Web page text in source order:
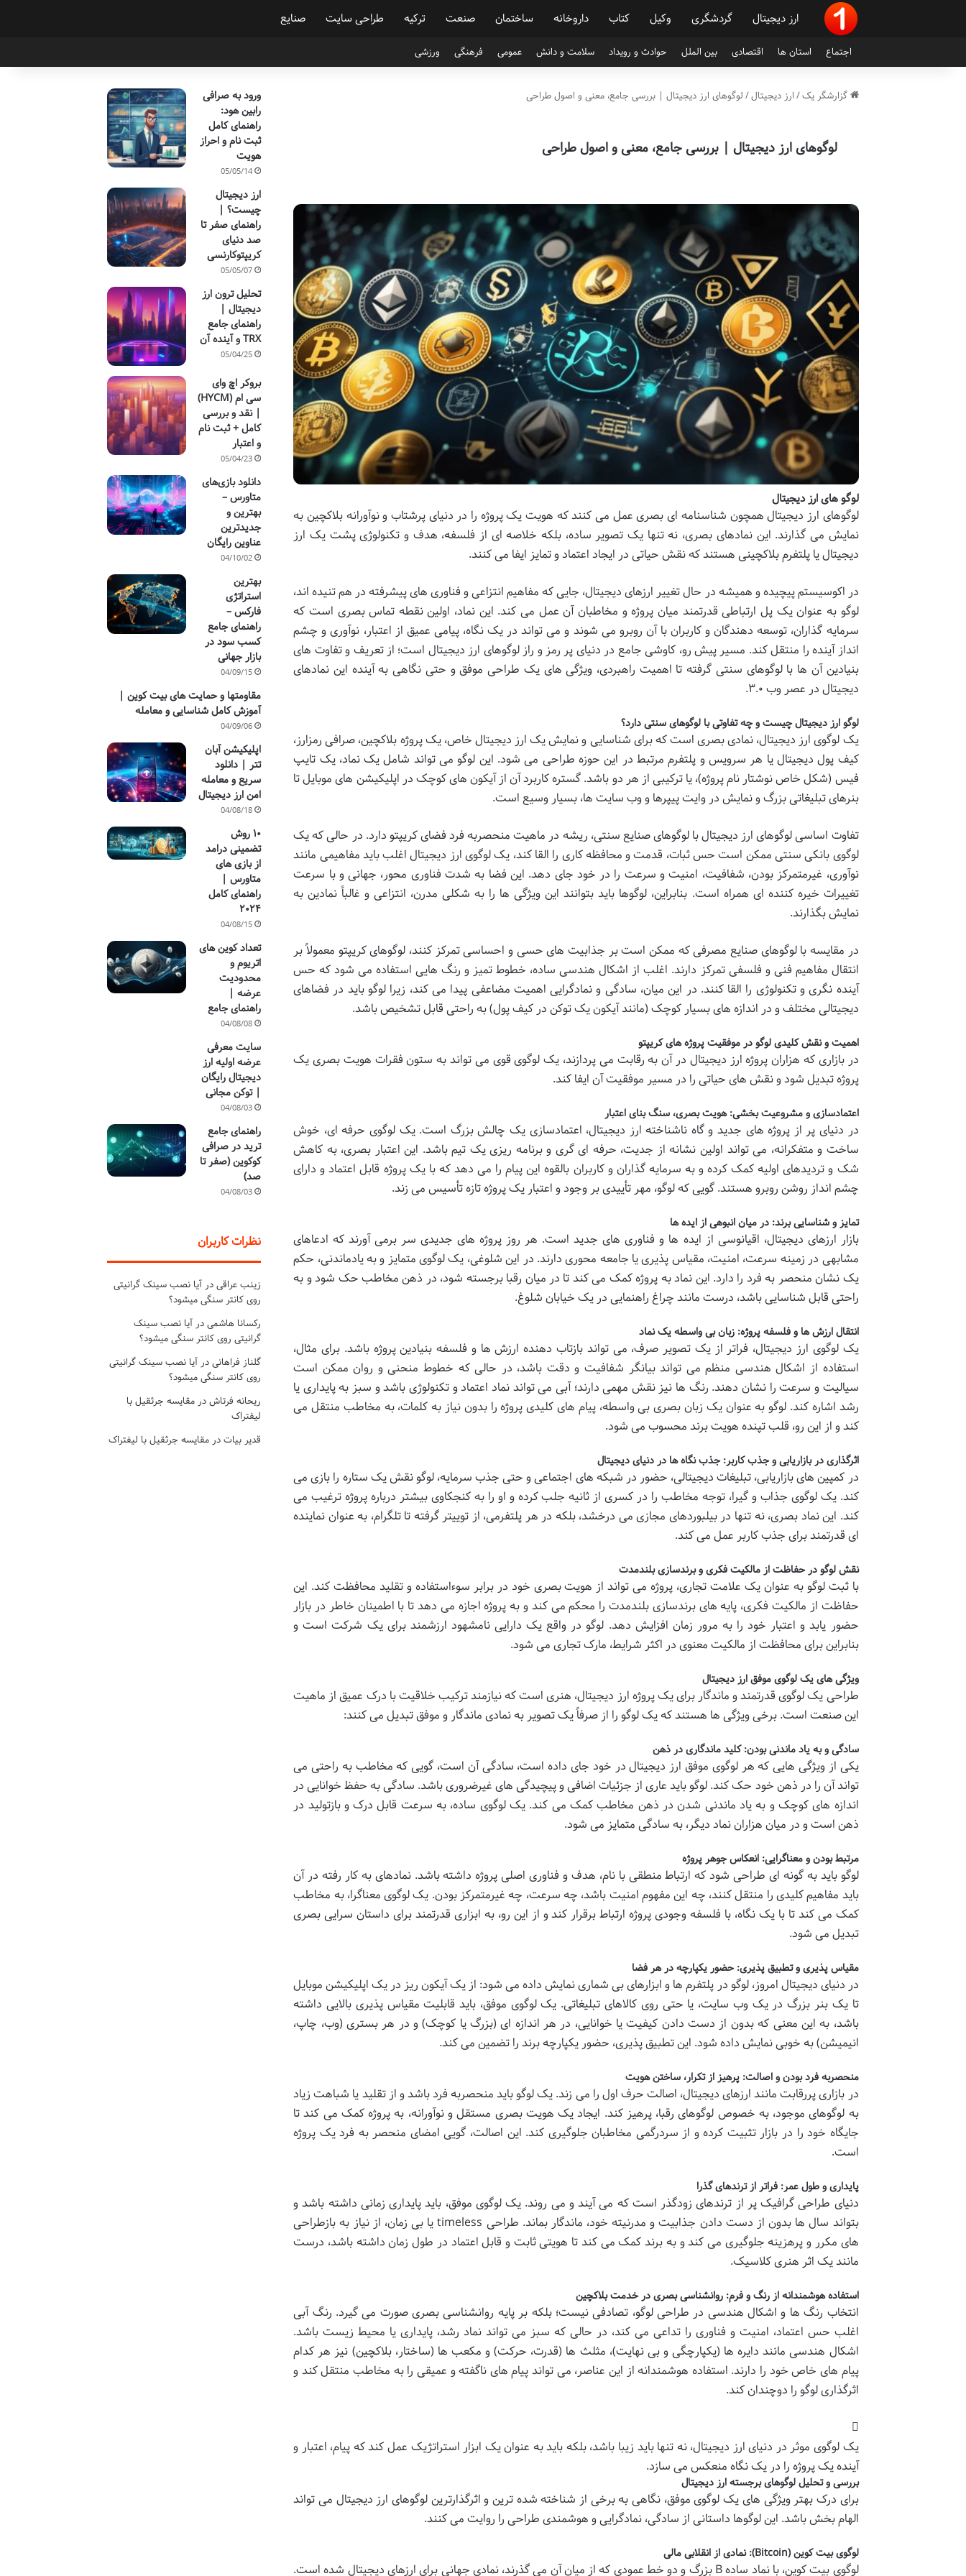
ارز دیجیتال گردشگری وکیل کتاب داروخانه ساختمان صنعت ترکیه طراحی سایت صنایع
اجتماع استان ها اقتصادی بین الملل حوادث و رویداد سلامت و دانش عمومی فرهنگی ورزشی
گزارشگر یک/ ارز دیجیتال/ لوگوهای ارز دیجیتال | بررسی جامع، معنی و اصول طراحی
لوگوهای ارز دیجیتال | بررسی جامع، معنی و اصول طراحی
لوگو های ارز دیجیتال
لوگوهای ارز دیجیتال همچون شناسنامه ای بصری عمل می کنند که هویت یک پروژه را در دنیای پرشتاب و نوآورانه بلاکچین به
نمایش می گذارند. این نمادهای بصری، نه تنها یک تصویر ساده، بلکه خلاصه ای از فلسفه، هدف و تکنولوژی پشت یک ارز
دیجیتال یا پلتفرم بلاکچینی هستند که نقش حیاتی در ایجاد اعتماد و تمایز ایفا می کنند.
در اکوسیستم پیچیده و همیشه در حال تغییر ارزهای دیجیتال، جایی که مفاهیم انتزاعی و فناوری های پیشرفته در هم تنیده اند،
لوگو به عنوان یک پل ارتباطی قدرتمند میان پروژه و مخاطبان آن عمل می کند. این نماد، اولین نقطه تماس بصری است که
سرمایه گذاران، توسعه دهندگان و کاربران با آن روبرو می شوند و می تواند در یک نگاه، پیامی عمیق از اعتبار، نوآوری و چشم
انداز آینده را منتقل کند. مسیر پیش رو، کاوشی جامع در دنیای پر رمز و راز لوگوهای ارز دیجیتال است؛ از تعریف و تفاوت های
بنیادین آن ها با لوگوهای سنتی گرفته تا اهمیت راهبردی، ویژگی های یک طراحی موفق و حتی نگاهی به آینده این نمادهای
دیجیتال در عصر وب ۳.۰.
لوگو ارز دیجیتال چیست و چه تفاوتی با لوگوهای سنتی دارد؟
یک لوگوی ارز دیجیتال، نمادی بصری است که برای شناسایی و نمایش یک ارز دیجیتال خاص، یک پروژه بلاکچین، صرافی رمزارز،
کیف پول دیجیتال یا هر سرویس و پلتفرم مرتبط در این حوزه طراحی می شود. این لوگو می تواند شامل یک نماد، یک تایپ
فیس (شکل خاص نوشتار نام پروژه)، یا ترکیبی از هر دو باشد. گستره کاربرد آن از آیکون های کوچک در اپلیکیشن های موبایل تا
بنرهای تبلیغاتی بزرگ و نمایش در وایت پیپرها و وب سایت ها، بسیار وسیع است.
تفاوت اساسی لوگوهای ارز دیجیتال با لوگوهای صنایع سنتی، ریشه در ماهیت منحصربه فرد فضای کریپتو دارد. در حالی که یک
لوگوی بانکی سنتی ممکن است حس ثبات، قدمت و محافظه کاری را القا کند، یک لوگوی ارز دیجیتال اغلب باید مفاهیمی مانند
نوآوری، غیرمتمرکز بودن، شفافیت، امنیت و سرعت را در خود جای دهد. این فضا به شدت فناوری محور، جهانی و با سرعت
تغییرات خیره کننده ای همراه است. بنابراین، لوگوها باید بتوانند این ویژگی ها را به شکلی مدرن، انتزاعی و غالباً نمادین به
نمایش بگذارند.
در مقایسه با لوگوهای صنایع مصرفی که ممکن است بر جذابیت های حسی و احساسی تمرکز کنند، لوگوهای کریپتو معمولاً بر
انتقال مفاهیم فنی و فلسفی تمرکز دارند. اغلب از اشکال هندسی ساده، خطوط تمیز و رنگ هایی استفاده می شود که حس
آینده نگری و تکنولوژی را القا کنند. در این میان، سادگی و نمادگرایی اهمیت مضاعفی پیدا می کند، زیرا لوگو باید در فضاهای
دیجیتالی مختلف و در اندازه های بسیار کوچک (مانند آیکون یک توکن در کیف پول) به راحتی قابل تشخیص باشد.
اهمیت و نقش کلیدی لوگو در موفقیت پروژه های کریپتو
در بازاری که هزاران پروژه ارز دیجیتال در آن به رقابت می پردازند، یک لوگوی قوی می تواند به ستون فقرات هویت بصری یک
پروژه تبدیل شود و نقش های حیاتی را در مسیر موفقیت آن ایفا کند.
اعتمادسازی و مشروعیت بخشی: هویت بصری، سنگ بنای اعتبار
در دنیای پر از پروژه های جدید و گاه ناشناخته ارز دیجیتال، اعتمادسازی یک چالش بزرگ است. یک لوگوی حرفه ای، خوش
ساخت و متفکرانه، می تواند اولین نشانه از جدیت، حرفه ای گری و برنامه ریزی یک تیم باشد. این اعتبار بصری، به کاهش
شک و تردیدهای اولیه کمک کرده و به سرمایه گذاران و کاربران بالقوه این پیام را می دهد که با یک پروژه قابل اعتماد و دارای
چشم انداز روشن روبرو هستند. گویی که لوگو، مهر تأییدی بر وجود و اعتبار یک پروژه تازه تأسیس می زند.
تمایز و شناسایی برند: در میان انبوهی از ایده ها
بازار ارزهای دیجیتال، اقیانوسی از ایده ها و فناوری های جدید است. هر روز پروژه های جدیدی سر برمی آورند که ادعاهای
مشابهی در زمینه سرعت، امنیت، مقیاس پذیری یا جامعه محوری دارند. در این شلوغی، یک لوگوی متمایز و به یادماندنی، حکم
یک نشان منحصر به فرد را دارد. این نماد به پروژه کمک می کند تا در میان رقبا برجسته شود، در ذهن مخاطب حک شود و به
راحتی قابل شناسایی باشد، درست مانند چراغ راهنمایی در یک خیابان شلوغ.
انتقال ارزش ها و فلسفه پروژه: زبان بی واسطه یک نماد
یک لوگوی ارز دیجیتال، فراتر از یک تصویر صرف، می تواند بازتاب دهنده ارزش ها و فلسفه بنیادین پروژه باشد. برای مثال،
استفاده از اشکال هندسی منظم می تواند بیانگر شفافیت و دقت باشد، در حالی که خطوط منحنی و روان ممکن است
سیالیت و سرعت را نشان دهند. رنگ ها نیز نقش مهمی دارند؛ آبی می تواند نماد اعتماد و تکنولوژی باشد و سبز به پایداری یا
رشد اشاره کند. لوگو به عنوان یک زبان بصری بی واسطه، پیام های کلیدی پروژه را بدون نیاز به کلمات، به مخاطب منتقل می
کند و از این رو، قلب تپنده هویت برند محسوب می شود.
اثرگذاری در بازاریابی و جذب کاربر: جذب نگاه ها در دنیای دیجیتال
در کمپین های بازاریابی، تبلیغات دیجیتالی، حضور در شبکه های اجتماعی و حتی جذب سرمایه، لوگو نقش یک ستاره را بازی می
کند. یک لوگوی جذاب و گیرا، توجه مخاطب را در کسری از ثانیه جلب کرده و او را به کنجکاوی بیشتر درباره پروژه ترغیب می
کند. این نماد بصری، نه تنها در بیلبوردهای مجازی می درخشد، بلکه در هر پلتفرمی، از توییتر گرفته تا تلگرام، به عنوان نماینده
ای قدرتمند برای جذب کاربر عمل می کند.
نقش لوگو در حفاظت از مالکیت فکری و برندسازی بلندمدت
با ثبت لوگو به عنوان یک علامت تجاری، پروژه می تواند از هویت بصری خود در برابر سوءاستفاده و تقلید محافظت کند. این
حفاظت از مالکیت فکری، پایه های برندسازی بلندمدت را محکم می کند و به پروژه اجازه می دهد تا با اطمینان خاطر در بازار
حضور یابد و اعتبار خود را به مرور زمان افزایش دهد. لوگو در واقع یک دارایی نامشهود ارزشمند برای یک شرکت است و
بنابراین برای محافظت از مالکیت معنوی در اکثر شرایط، مارک تجاری می شود.
ویژگی های یک لوگوی موفق ارز دیجیتال
طراحی یک لوگوی قدرتمند و ماندگار برای یک پروژه ارز دیجیتال، هنری است که نیازمند ترکیب خلاقیت با درک عمیق از ماهیت
این صنعت است. برخی ویژگی ها هستند که یک لوگو را از صرفاً یک تصویر به نمادی ماندگار و موفق تبدیل می کنند:
سادگی و به یاد ماندنی بودن: کلید ماندگاری در ذهن
یکی از ویژگی هایی که هر لوگوی موفق ارز دیجیتال در خود جای داده است، سادگی آن است، گویی که مخاطب به راحتی می
تواند آن را در ذهن خود حک کند. لوگو باید عاری از جزئیات اضافی و پیچیدگی های غیرضروری باشد. سادگی به حفظ خوانایی در
اندازه های کوچک و به یاد ماندنی شدن در ذهن مخاطب کمک می کند. یک لوگوی ساده، به سرعت قابل درک و بازتولید در
ذهن است و در میان هزاران نماد دیگر، به سادگی متمایز می شود.
مرتبط بودن و معناگرایی: انعکاس جوهر پروژه
لوگو باید به گونه ای طراحی شود که ارتباط منطقی با نام، هدف و فناوری اصلی پروژه داشته باشد. نمادهای به کار رفته در آن
باید مفاهیم کلیدی را منتقل کنند، چه این مفهوم امنیت باشد، چه سرعت، چه غیرمتمرکز بودن. یک لوگوی معناگرا، به مخاطب
کمک می کند تا با یک نگاه، با فلسفه وجودی پروژه ارتباط برقرار کند و از این رو، به ابزاری قدرتمند برای داستان سرایی بصری
تبدیل می شود.
مقیاس پذیری و تطبیق پذیری: حضور یکپارچه در هر فضا
در دنیای دیجیتال امروز، لوگو در پلتفرم ها و ابزارهای بی شماری نمایش داده می شود: از یک آیکون ریز در یک اپلیکیشن موبایل
تا یک بنر بزرگ در یک وب سایت، یا حتی روی کالاهای تبلیغاتی. یک لوگوی موفق، باید قابلیت مقیاس پذیری بالایی داشته
باشد، به این معنی که بدون از دست دادن کیفیت یا خوانایی، در هر اندازه ای (بزرگ یا کوچک) و در هر بستری (وب، چاپ،
انیمیشن) به خوبی نمایش داده شود. این تطبیق پذیری، حضور یکپارچه برند را تضمین می کند.
منحصربه فرد بودن و اصالت: پرهیز از تکرار، ساختن هویت
در بازاری پررقابت مانند ارزهای دیجیتال، اصالت حرف اول را می زند. یک لوگو باید منحصربه فرد باشد و از تقلید یا شباهت زیاد
به لوگوهای موجود، به خصوص لوگوهای رقبا، پرهیز کند. ایجاد یک هویت بصری مستقل و نوآورانه، به پروژه کمک می کند تا
جایگاه خود را در بازار تثبیت کرده و از سردرگمی مخاطبان جلوگیری کند. این اصالت، گویی امضای منحصر به فرد یک پروژه
است.
پایداری و طول عمر: فراتر از ترندهای گذرا
دنیای طراحی گرافیک پر از ترندهای زودگذر است که می آیند و می روند. یک لوگوی موفق، باید پایداری زمانی داشته باشد و
بتواند سال ها بدون از دست دادن جذابیت و مدرنیته خود، ماندگار بماند. طراحی timeless یا بی زمان، از نیاز به بازطراحی
های مکرر و پرهزینه جلوگیری می کند و به برند کمک می کند تا هویتی ثابت و قابل اعتماد در طول زمان داشته باشد، درست
مانند یک اثر هنری کلاسیک.
استفاده هوشمندانه از رنگ و فرم: روانشناسی بصری در خدمت بلاکچین
انتخاب رنگ ها و اشکال هندسی در طراحی لوگو، تصادفی نیست؛ بلکه بر پایه روانشناسی بصری صورت می گیرد. رنگ آبی
اغلب حس اعتماد، امنیت و فناوری را تداعی می کند، در حالی که سبز می تواند نماد رشد، پایداری یا محیط زیست باشد.
اشکال هندسی مانند دایره ها (یکپارچگی و بی نهایت)، مثلث ها (قدرت، حرکت) و مکعب ها (ساختار، بلاکچین) نیز هر کدام
پیام های خاص خود را دارند. استفاده هوشمندانه از این عناصر، می تواند پیام های ناگفته و عمیقی را به مخاطب منتقل کند و
اثرگذاری لوگو را دوچندان کند.
یک لوگوی موثر در دنیای ارز دیجیتال، نه تنها باید زیبا باشد، بلکه باید به عنوان یک ابزار استراتژیک عمل کند که پیام، اعتبار و
آینده یک پروژه را در یک نگاه منعکس می سازد.
بررسی و تحلیل لوگوهای برجسته ارز دیجیتال
برای درک بهتر ویژگی های یک لوگوی موفق، نگاهی به برخی از شناخته شده ترین و اثرگذارترین لوگوهای ارز دیجیتال می تواند
الهام بخش باشد. این لوگوها داستانی از سادگی، نمادگرایی و هوشمندی طراحی را روایت می کنند.
لوگوی بیت کوین (Bitcoin): نمادی از انقلابی مالی
لوگوی بیت کوین، با نماد ساده B بزرگ و دو خط عمودی که از میان آن می گذرند، نمادی جهانی برای ارزهای دیجیتال شده است.
ورود به صرافی
رابین هود:
راهنمای کامل
ثبت نام و احراز
هویت
05/05/14
ارز دیجیتال
چیست؟ |
راهنمای صفر تا
صد دنیای
کریپتوکارنسی
05/05/07
تحلیل ترون ارز
دیجیتال |
راهنمای جامع
TRX و آینده آن
05/04/25
بروکر اچ وای
سی ام (HYCM)
| نقد و بررسی
کامل + ثبت نام
و اعتبار
05/04/23
دانلود بازی‌های
متاورس –
بهترین و
جدیدترین
عناوین رایگان
04/10/02
بهترین
استراتژی
فارکس –
راهنمای جامع
کسب سود در
بازار جهانی
04/09/15
مقاومتها و حمایت های بیت کوین |
آموزش کامل شناسایی و معامله
04/09/06
اپلیکیشن آبان
تتر | دانلود
سریع و معامله
امن ارز دیجیتال
04/08/18
۱۰ روش
تضمینی درامد
از بازی های
متاورس |
راهنمای کامل
۲۰۲۴
04/08/15
تعداد کوین های
اتریوم و
محدودیت
عرضه |
راهنمای جامع
04/08/08
سایت معرفی
عرضه اولیه ارز
دیجیتال رایگان
| توکن مجانی
04/08/03
راهنمای جامع
ترید در صرافی
کوکوین (صفر تا
صد)
04/08/03
نظرات کاربران
زینب عراقیدر آیا نصب سینک گرانیتی
روی کانتر سنگی میشود؟
رکسانا هاشمیدر آیا نصب سینک
گرانیتی روی کانتر سنگی میشود؟
گلناز فراهانیدر آیا نصب سینک گرانیتی
روی کانتر سنگی میشود؟
ریحانه فرتاشدر مقایسه جرثقیل با
لیفتراک
قدیر بیاتدر مقایسه جرثقیل با لیفتراک